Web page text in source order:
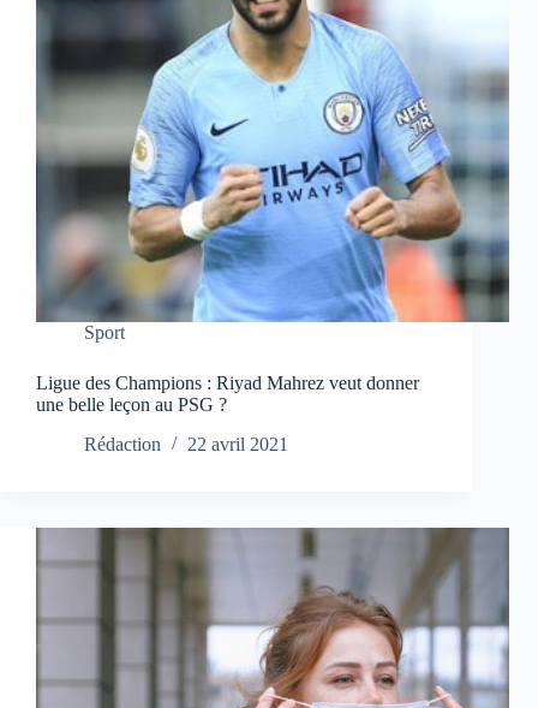
Sport
Ligue des Champions : Riyad Mahrez veut donner
une belle leçon au PSG ?
Rédaction
22 avril 2021